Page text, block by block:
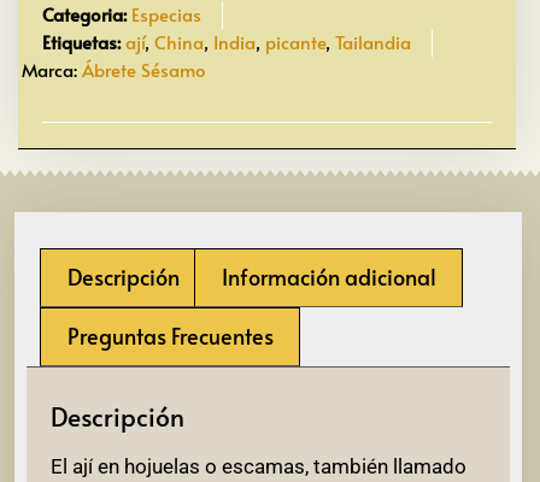
Categoria: Especias
Etiquetas:ají, China, India, picante, Tailandia
Marca:Ábrete Sésamo
Descripción
Información adicional
Preguntas Frecuentes
Descripción
El ají en hojuelas o escamas, también llamado